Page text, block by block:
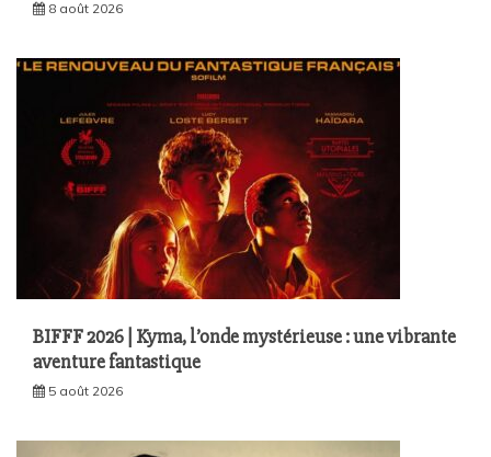
8 août 2026
BIFFF 2026 | Kyma, l’onde mystérieuse : une vibrante
aventure fantastique
5 août 2026